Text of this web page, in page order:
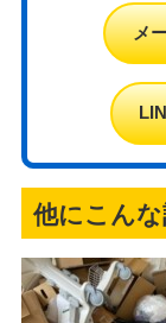
メ
他にこん